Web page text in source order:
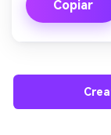
Copiar